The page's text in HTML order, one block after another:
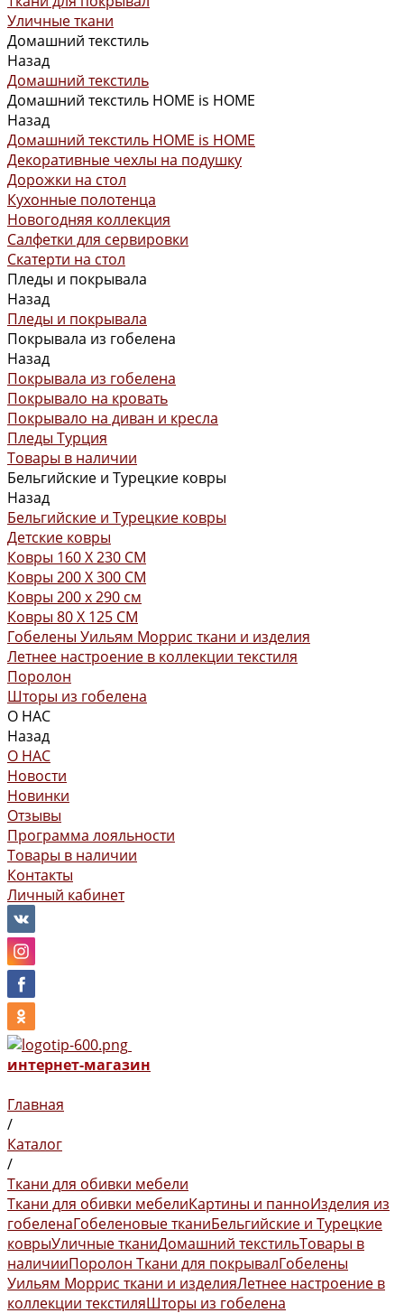
Уличные ткани
Домашний текстиль
Назад
Домашний текстиль
Домашний текстиль HOME is HOME
Назад
Домашний текстиль HOME is HOME
Декоративные чехлы на подушку
Дорожки на стол
Кухонные полотенца
Новогодняя коллекция
Салфетки для сервировки
Скатерти на стол
Пледы и покрывала
Назад
Пледы и покрывала
Покрывала из гобелена
Назад
Покрывала из гобелена
Покрывало на кровать
Покрывало на диван и кресла
Пледы Турция
Товары в наличии
Бельгийские и Турецкие ковры
Назад
Бельгийские и Турецкие ковры
Детские ковры
Ковры 160 X 230 СМ
Ковры 200 X 300 СМ
Ковры 200 х 290 см
Ковры 80 X 125 СМ
Гобелены Уильям Моррис ткани и изделия
Летнее настроение в коллекции текстиля
Поролон
Шторы из гобелена
О НАС
Назад
О НАС
Новости
Новинки
Отзывы
Программа лояльности
Товары в наличии
Контакты
Личный кабинет
интернет-магазин
Главная
/
Каталог
/
Ткани для обивки мебели
Ткани для обивки мебелиКартины и панноИзделия из
гобеленаГобеленовые тканиБельгийские и Турецкие
коврыУличные тканиДомашний текстильТовары в
наличииПоролон Ткани для покрывалГобелены
Уильям Моррис ткани и изделияЛетнее настроение в
коллекции текстиляШторы из гобелена